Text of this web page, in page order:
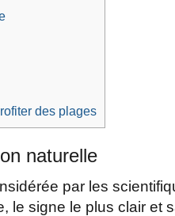
des plages
naturelle
par les
le signe le plus clair